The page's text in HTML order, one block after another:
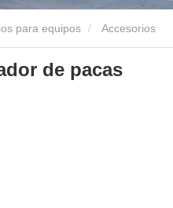
para equipos Accesorios
de pacas
de pacas